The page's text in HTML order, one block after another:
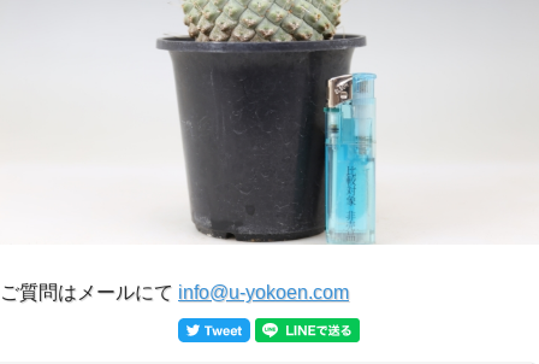
ご質問はメールにて info@u-yokoen.com